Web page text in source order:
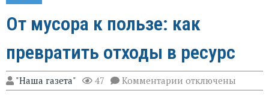
От мусора к пользе: как
превратить отходы в ресурс
"Наша газета" 47 Комментарии к
записи
отключены